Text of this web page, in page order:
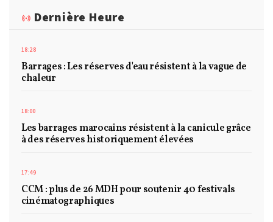
Dernière Heure
18:28
Barrages : Les réserves d'eau résistent à la vague de
chaleur
18:00
Les barrages marocains résistent à la canicule grâce
à des réserves historiquement élevées
17:49
CCM : plus de 26 MDH pour soutenir 40 festivals
cinématographiques